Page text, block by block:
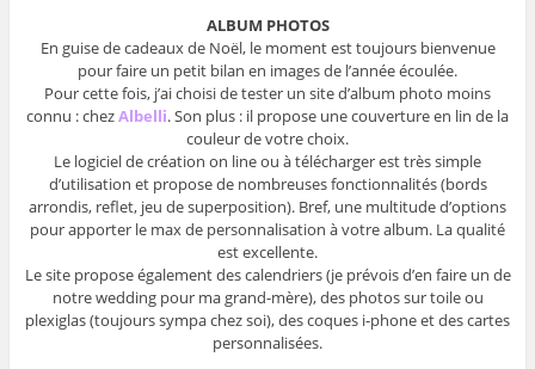
ALBUM PHOTOS
En guise de cadeaux de Noël, le moment est toujours bienvenue
pour faire un petit bilan en images de l’année écoulée.
Pour cette fois, j’ai choisi de tester un site d’album photo moins
connu : chezAlbelli. Son plus : il propose une couverture en lin de la
couleur de votre choix.
Le logiciel de création on line ou à télécharger est très simple
d’utilisation et propose de nombreuses fonctionnalités (bords
arrondis, reflet, jeu de superposition). Bref, une multitude d’options
pour apporter le max de personnalisation à votre album. La qualité
est excellente.
Le site propose également des calendriers (je prévois d’en faire un de
notre wedding pour ma grand-mère), des photos sur toile ou
plexiglas (toujours sympa chez soi), des coques i-phone et des cartes
personnalisées.